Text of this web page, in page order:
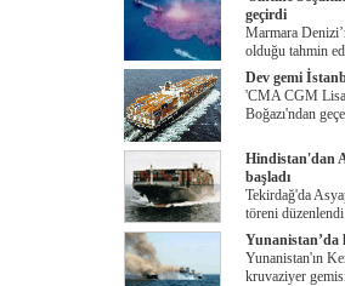
geçirdi
Marmara
olduğu tahmin
Dev gemi
'CMA CGM
Boğazı'ndan
Hindistan'dan
başladı
Tekirdağ'da
töreni
Yunanistan’da
Yunanistan'ın
kruvaziyer